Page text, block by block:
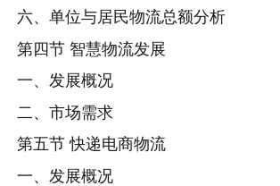
六、单位与居民物流总额分析
第四节 智慧物流发展
一、发展概况
二、市场需求
第五节 快递电商物流
一、发展概况